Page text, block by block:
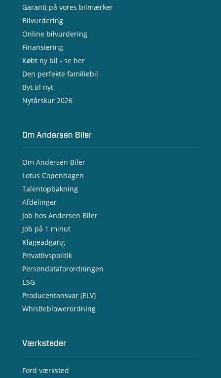
- Nye varebiler
- Brugte varebiler
- Erhvervsleasing
- Testkørsel
- Serviceaftale
- Opladning
Garanti på vores bilmærker
Bilvurdering
Online bilvurdering
Finansiering
Købt ny bil - se her
Den perfekte familiebil
Byt til nyt
Nytårskur 2026
Om Andersen Biler
Om Andersen Biler
Lotus Copenhagen
Talentopbakning
Afdelinger
Job hos Andersen Biler
Job på 1 minut
Klageadgang
Privatlivspolitik
Persondataforordningen
ESG
Producentansvar (ELV)
Whistleblowerordning
Værksteder
Ford værksted